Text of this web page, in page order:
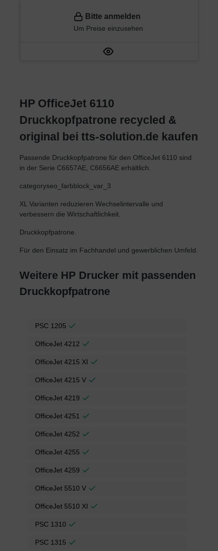
Bitte anmelden
Um Preise einzusehen
HP OfficeJet 6110
Druckkopfpatrone recycled &
original bei tts-solution.de kaufen
Passende Druckkopfpatrone für den OfficeJet 6110 sind
in der Serie C6657AE, C6656AE erhältlich.
categoryseo_farbblock_var_3
XL Varianten reduzieren Wechselintervalle und
verbessern die Wirtschaftlichkeit.
Druckkopfpatrone.
Für den Einsatz im Fachhandel und gewerblichen Umfeld.
Weitere HP Drucker mit passenden
Druckkopfpatrone
PSC 1205
OfficeJet 4212
OfficeJet 4215 XI
OfficeJet 4215 V
OfficeJet 4219
OfficeJet 4251
OfficeJet 4252
OfficeJet 4255
OfficeJet 4259
OfficeJet 5510 V
OfficeJet 5510 XI
PSC 1310
PSC 1315